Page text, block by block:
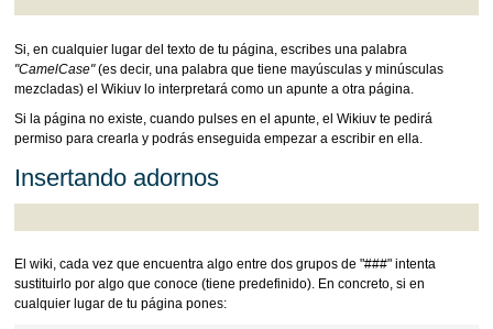
Si, en cualquier lugar del texto de tu página, escribes una palabra
"CamelCase"(es decir, una palabra que tiene mayúsculas y minúsculas
mezcladas) el Wikiuv lo interpretará como un apunte a otra página.
Si la página no existe, cuando pulses en el apunte, el Wikiuv te pedirá
permiso para crearla y podrás enseguida empezar a escribir en ella.
Insertando adornos
El wiki, cada vez que encuentra algo entre dos grupos de "###" intenta
sustituirlo por algo que conoce (tiene predefinido). En concreto, si en
cualquier lugar de tu página pones: